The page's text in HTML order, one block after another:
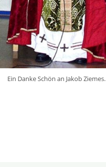
Ein Danke Schön an Jakob Ziemes.